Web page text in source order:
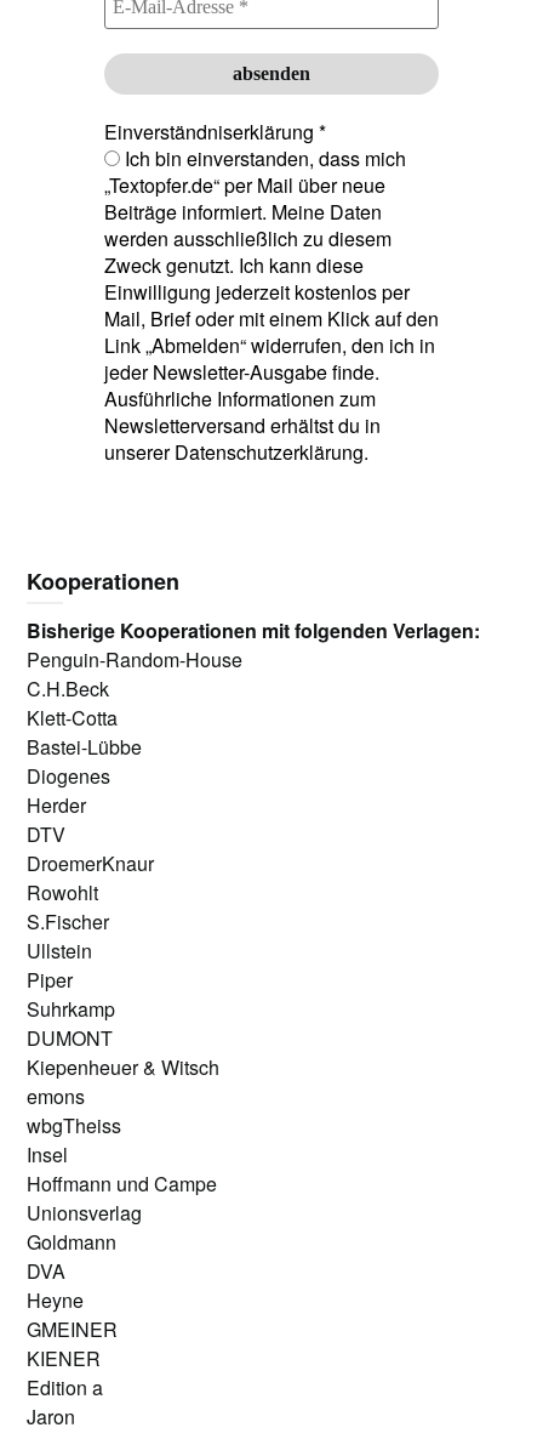
Einverständniserklärung *
Ich bin einverstanden, dass mich
„Textopfer.de“ per Mail über neue
Beiträge informiert. Meine Daten
werden ausschließlich zu diesem
Zweck genutzt. Ich kann diese
Einwilligung jederzeit kostenlos per
Mail, Brief oder mit einem Klick auf den
Link „Abmelden“ widerrufen, den ich in
jeder Newsletter-Ausgabe finde.
Ausführliche Informationen zum
Newsletterversand erhältst du in
unserer Datenschutzerklärung.
Kooperationen
Bisherige Kooperationen mit folgenden Verlagen:
Penguin-Random-House
C.H.Beck
Klett-Cotta
Bastei-Lübbe
Diogenes
Herder
DTV
DroemerKnaur
Rowohlt
S.Fischer
Ullstein
Piper
Suhrkamp
DUMONT
Kiepenheuer & Witsch
emons
wbgTheiss
Insel
Hoffmann und Campe
Unionsverlag
Goldmann
DVA
Heyne
GMEINER
KIENER
Edition a
Jaron